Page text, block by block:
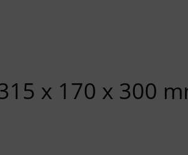
x 170 x 300